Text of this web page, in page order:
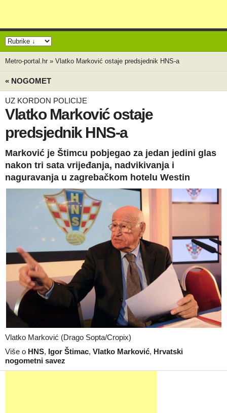
Metro-portal.hr » Vlatko Marković ostaje predsjednik HNS-a
« NOGOMET
UZ KORDON POLICIJE
Vlatko Marković ostaje
predsjednik HNS-a
Marković je Štimcu pobjegao za jedan jedini glas
nakon tri sata vrijeđanja, nadvikivanja i
naguravanja u zagrebačkom hotelu Westin
Vlatko Marković (Drago Sopta/Cropix)
Više o HNS, Igor Štimac, Vlatko Marković, Hrvatski
nogometni savez